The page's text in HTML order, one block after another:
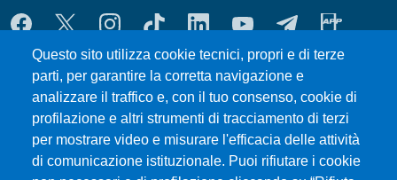
Questo sito utilizza cookie tecnici, propri e di terze
parti, per garantire la corretta navigazione e
analizzare il traffico e, con il tuo consenso, cookie di
profilazione e altri strumenti di tracciamento di terzi
per mostrare video e misurare l'efficacia delle attività
di comunicazione istituzionale. Puoi rifiutare i cookie
MENÙ SOCIAL
MENÙ FOOTER 1
Esami
ERASMUS
Modulistica
Prenotazione Aule e Laboratori Didattici